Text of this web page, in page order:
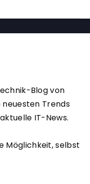
Blog von
neuesten Trends
IT-News.
Möglichkeit, selbst